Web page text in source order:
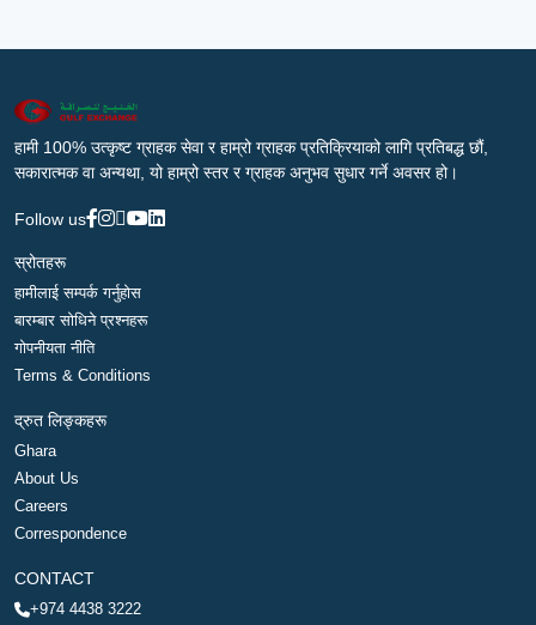
हामी 100% उत्कृष्ट ग्राहक सेवा र हाम्रो ग्राहक प्रतिक्रियाको लागि प्रतिबद्ध छौं,
सकारात्मक वा अन्यथा, यो हाम्रो स्तर र ग्राहक अनुभव सुधार गर्ने अवसर हो।
Follow us
स्रोतहरू
हामीलाई सम्पर्क गर्नुहोस
बारम्बार सोधिने प्रश्नहरू
गोपनीयता नीति
Terms & Conditions
द्रुत लिङ्कहरू
Ghara
About Us
Careers
Correspondence
CONTACT
+974 4438 3222